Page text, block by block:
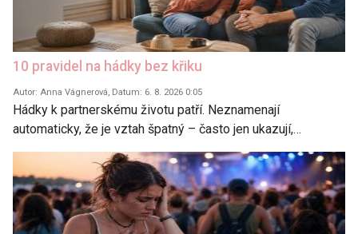
10 pravidel na hádky bez křiku
Autor: Anna Vágnerová, Datum: 6. 8. 2026 0:05
Hádky k partnerskému životu patří. Neznamenají
automaticky, že je vztah špatný – často jen ukazují,…